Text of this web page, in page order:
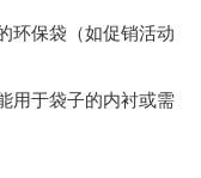
环保袋（如促销活动
用于袋子的内衬或需